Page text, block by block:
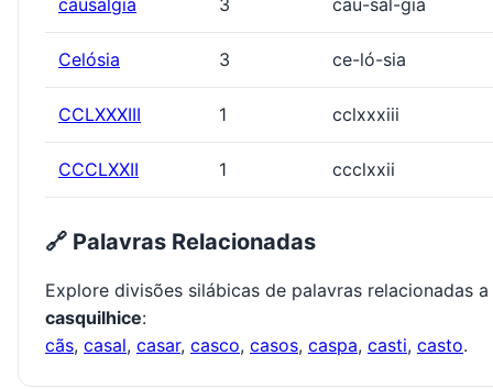
causalgia 3 cau-sal-gia
Celósia 3 ce-ló-sia
CCLXXXIII 1 cclxxxiii
CCCLXXII 1 ccclxxii
🔗 Palavras Relacionadas
Explore divisões silábicas de palavras relacionadas a
casquilhice:
cãs, casal, casar, casco, casos, caspa, casti, casto.